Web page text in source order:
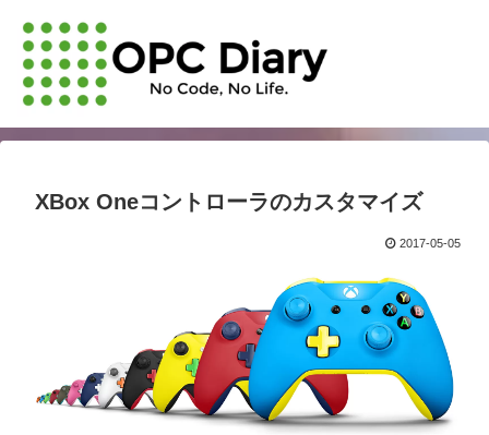
XBox Oneコントローラのカスタマイズ
2017-05-05